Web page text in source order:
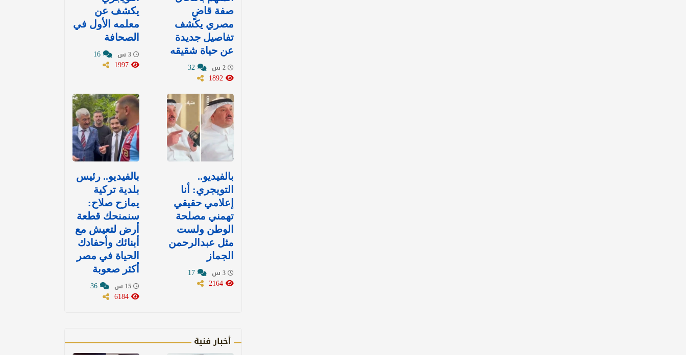
صفة قاضٍ
مصري يكشف
تفاصيل جديدة
عن حياة شقيقه
يكشف عن
معلمه الأول في
الصحافة
بالفيديو..
التويجري: أنا
إعلامي حقيقي
تهمني مصلحة
الوطن ولست
مثل عبدالرحمن
الجماز
بالفيديو.. رئيس
بلدية تركية
يمازح صلاح:
سنمنحك قطعة
أرض لتعيش مع
أبنائك وأحفادك
الحياة في مصر
أكثر صعوبة
أخبار فنية